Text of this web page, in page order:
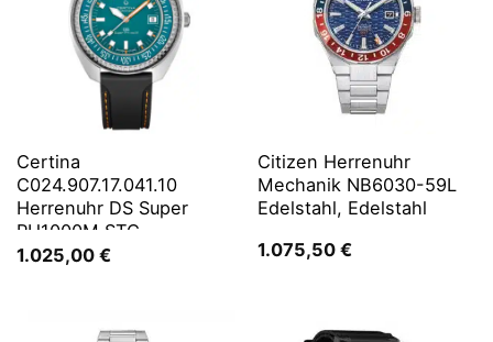
Certina
C024.907.17.041.10
Herrenuhr DS Super
PH1000M STC
1.025,00 €
Citizen Herrenuhr
Mechanik NB6030-59L
Edelstahl, Edelstahl
1.075,50 €